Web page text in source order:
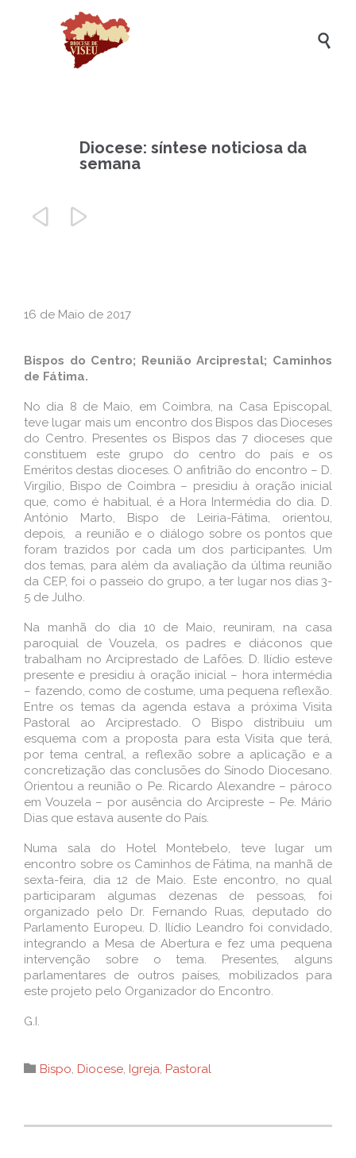

Diocese: síntese noticiosa da
semana
 
16 de Maio de 2017
Bispos do Centro; Reunião Arciprestal; Caminhos
de Fátima.
No dia 8 de Maio, em Coimbra, na Casa Episcopal,
teve lugar mais um encontro dos Bispos das Dioceses
do Centro. Presentes os Bispos das 7 dioceses que
constituem este grupo do centro do país e os
Eméritos destas dioceses. O anfitrião do encontro – D.
Virgílio, Bispo de Coimbra – presidiu à oração inicial
que, como é habitual, é a Hora Intermédia do dia. D.
António Marto, Bispo de Leiria-Fátima, orientou,
depois, a reunião e o diálogo sobre os pontos que
foram trazidos por cada um dos participantes. Um
dos temas, para além da avaliação da última reunião
da CEP, foi o passeio do grupo, a ter lugar nos dias 3-
5 de Julho.
Na manhã do dia 10 de Maio, reuniram, na casa
paroquial de Vouzela, os padres e diáconos que
trabalham no Arciprestado de Lafões. D. Ilídio esteve
presente e presidiu à oração inicial – hora intermédia
– fazendo, como de costume, uma pequena reflexão.
Entre os temas da agenda estava a próxima Visita
Pastoral ao Arciprestado. O Bispo distribuiu um
esquema com a proposta para esta Visita que terá,
por tema central, a reflexão sobre a aplicação e a
concretização das conclusões do Sínodo Diocesano.
Orientou a reunião o Pe. Ricardo Alexandre – pároco
em Vouzela – por ausência do Arcipreste – Pe. Mário
Dias que estava ausente do País.
Numa sala do Hotel Montebelo, teve lugar um
encontro sobre os Caminhos de Fátima, na manhã de
sexta-feira, dia 12 de Maio. Este encontro, no qual
participaram algumas dezenas de pessoas, foi
organizado pelo Dr. Fernando Ruas, deputado do
Parlamento Europeu. D. Ilídio Leandro foi convidado,
integrando a Mesa de Abertura e fez uma pequena
intervenção sobre o tema. Presentes, alguns
parlamentares de outros países, mobilizados para
este projeto pelo Organizador do Encontro.
G.I.
 Category
Bispo, Diocese, Igreja, Pastoral